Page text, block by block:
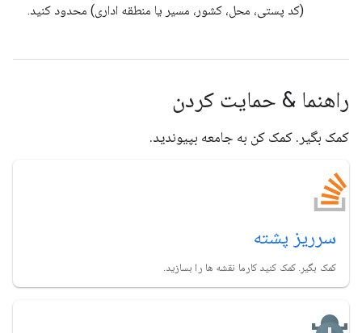
(کد پستی، محل، کشور، مسیر یا منطقه اداری) محدود کنید.
راهنما & حمایت کردن
کمک بگیر. کمک کن به جامعه بپیوندید.
سرریز پشته
کمک بگیر. کمک کنید کارما نقشه ها را بسازید.